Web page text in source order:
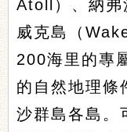
Atoll）、納弗
威克島（
200海里的專
的自然地理條
沙群島各島。